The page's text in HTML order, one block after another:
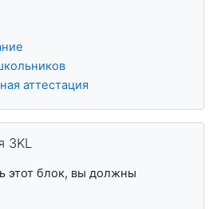
аттестация
3KL
этот блок, вы должны